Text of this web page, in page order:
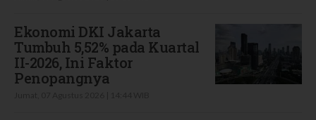
Ekonomi DKI Jakarta
Tumbuh 5,52% pada Kuartal
II-2026, Ini Faktor
Penopangnya